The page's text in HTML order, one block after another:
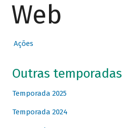
Web
Ações
Outras temporadas
Temporada 2025
Temporada 2024